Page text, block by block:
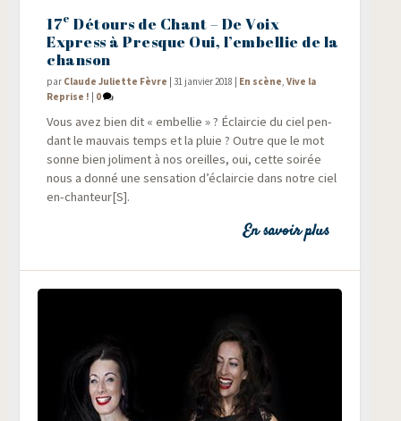
17e Détours de Chant – De Voix
Express à Presque Oui, l’embellie de la
chanson
par Claude Juliette Fèvre |31 janvier 2018 En scène,Vive la
Reprise !
0
Vous avez bien dit « embel­lie » ? Éclair­cie du ciel pen­
dant le mau­vais temps et la pluie ? Outre que le mot
sonne bien joli­ment à nos oreilles, oui, cette soi­rée
nous a don­né une sen­sa­tion d’éclaircie dans notre ciel
en-chanteur[S].
En savoir plus